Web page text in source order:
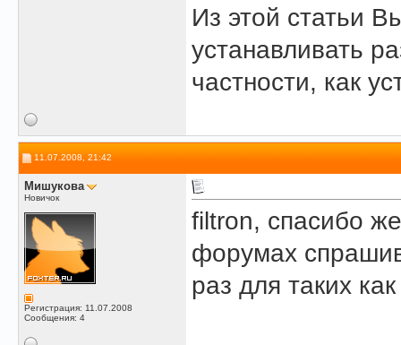
Из этой статьи
устанавливать
частности, как
11.07.2008, 21:42
Мишукова
Новичок
Регистрация: 11.07.2008
Сообщения: 4
filtron, спасибо
форумах
раз для таких